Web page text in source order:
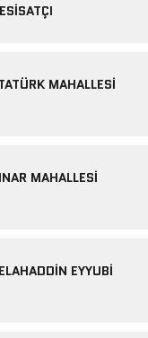
MAHALLESI
MAHALLESI
EYYUBI